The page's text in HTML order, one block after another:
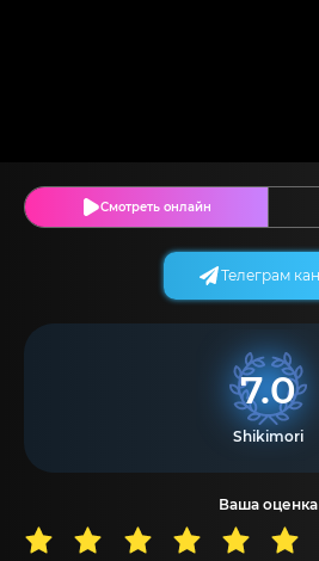
Смотреть онлайн
7.0
Shikimori
Ваша оценка
Телеграм